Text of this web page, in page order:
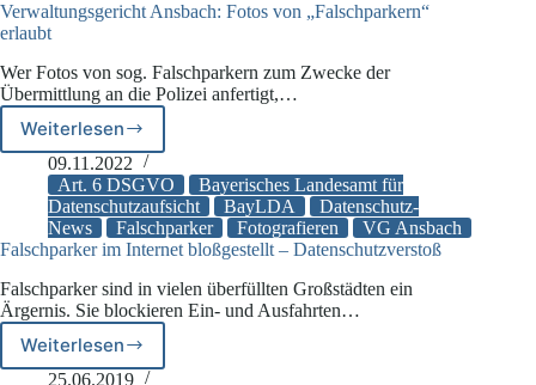
Verwaltungsgericht Ansbach: Fotos von „Falschparkern“
erlaubt
Wer Fotos von sog. Falschparkern zum Zwecke der
Übermittlung an die Polizei anfertigt,…
WeiterlesenVerwaltungsgericht
Ansbach:
Fotos
von
„Falschparkern“
erlaubt
09.11.2022
Art. 6 DSGVO
Bayerisches Landesamt für
Datenschutzaufsicht
BayLDA
Datenschutz-
News
Falschparker Fotografieren
VG Ansbach
Falschparker im Internet bloßgestellt – Datenschutzverstoß
Falschparker sind in vielen überfüllten Großstädten ein
Ärgernis. Sie blockieren Ein- und Ausfahrten…
WeiterlesenFalschparker
im
25.06.2019